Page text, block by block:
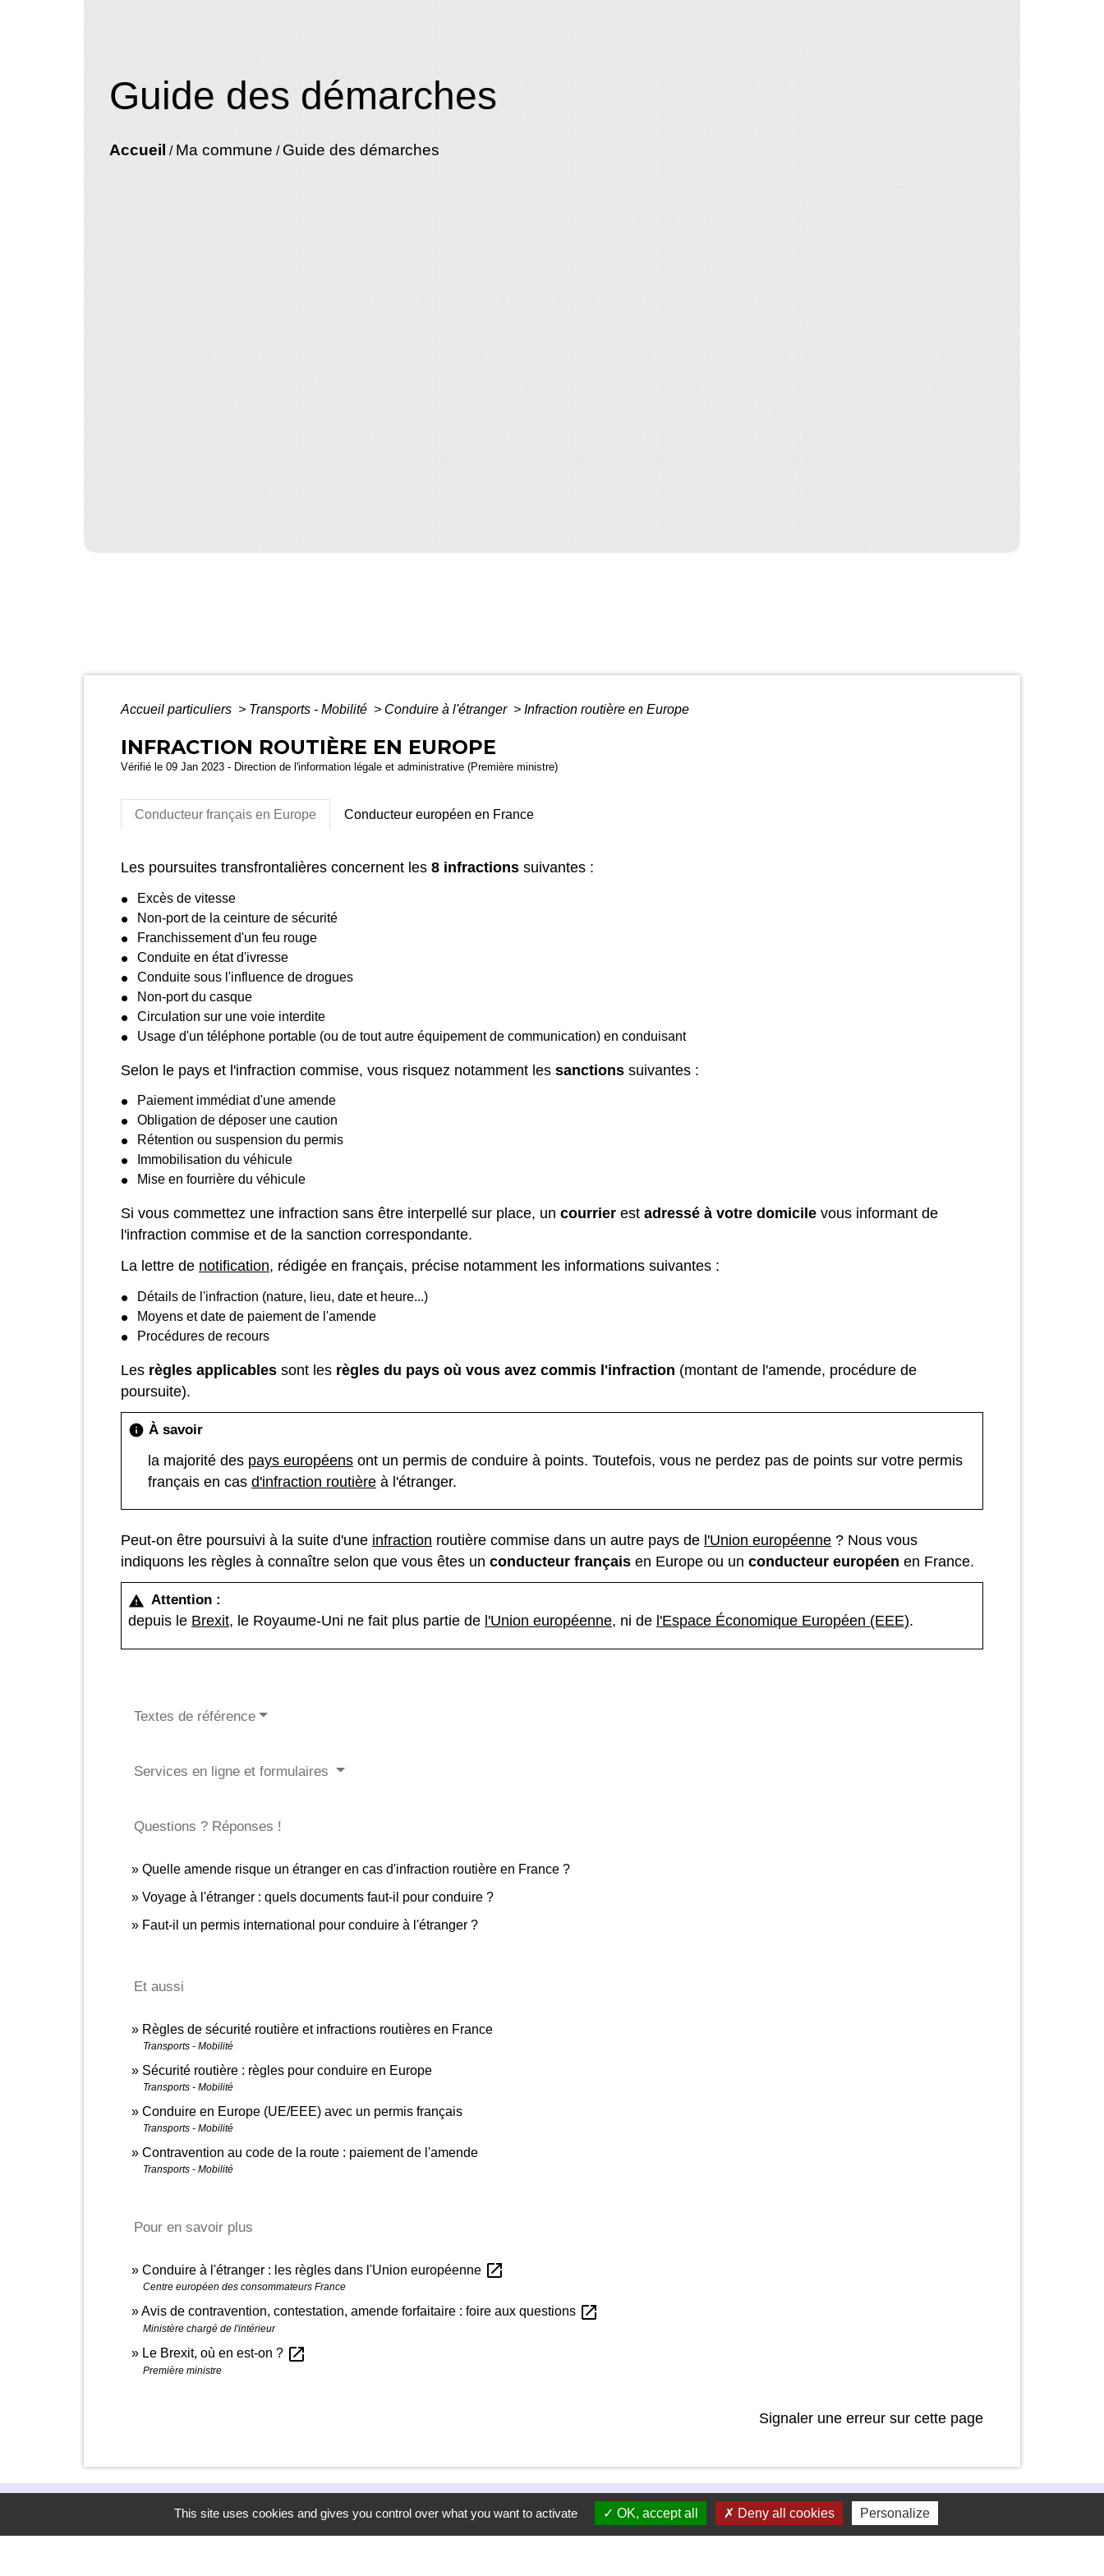
Guide des démarches
Accueil / Ma commune / Guide des démarches
Accueil particuliers > Transports - Mobilité > Conduire à l'étranger > Infraction routière en Europe
INFRACTION ROUTIÈRE EN EUROPE
Vérifié le 09 Jan 2023 - Direction de l'information légale et administrative (Première ministre)
Conducteur français en Europe Conducteur européen en France
Les poursuites transfrontalières concernent les 8 infractions suivantes :
Excès de vitesse
Non-port de la ceinture de sécurité
Franchissement d'un feu rouge
Conduite en état d'ivresse
Conduite sous l'influence de drogues
Non-port du casque
Circulation sur une voie interdite
Usage d'un téléphone portable (ou de tout autre équipement de communication) en conduisant
Selon le pays et l'infraction commise, vous risquez notamment les sanctions suivantes :
Paiement immédiat d'une amende
Obligation de déposer une caution
Rétention ou suspension du permis
Immobilisation du véhicule
Mise en fourrière du véhicule
Si vous commettez une infraction sans être interpellé sur place, un courrier est adressé à votre domicile vous informant de
l'infraction commise et de la sanction correspondante.
La lettre de notification, rédigée en français, précise notamment les informations suivantes :
Détails de l'infraction (nature, lieu, date et heure...)
Moyens et date de paiement de l'amende
Procédures de recours
Les règles applicables sont les règles du pays où vous avez commis l'infraction (montant de l'amende, procédure de
poursuite).
info À savoir
la majorité des pays européens ont un permis de conduire à points. Toutefois, vous ne perdez pas de points sur votre permis
français en cas d'infraction routière à l'étranger.
Peut-on être poursuivi à la suite d'une infraction routière commise dans un autre pays de l'Union européenne ? Nous vous
indiquons les règles à connaître selon que vous êtes un conducteur français en Europe ou un conducteur européen en France.
warning Attention :
depuis le Brexit, le Royaume-Uni ne fait plus partie de l'Union européenne, ni de l'Espace Économique Européen (EEE).
Textes de référence
Services en ligne et formulaires
Questions ? Réponses !
Quelle amende risque un étranger en cas d'infraction routière en France ?
Voyage à l'étranger : quels documents faut-il pour conduire ?
Faut-il un permis international pour conduire à l'étranger ?
Et aussi
Règles de sécurité routière et infractions routières en France
Transports - Mobilité
Sécurité routière : règles pour conduire en Europe
Transports - Mobilité
Conduire en Europe (UE/EEE) avec un permis français
Transports - Mobilité
Contravention au code de la route : paiement de l'amende
Transports - Mobilité
Pour en savoir plus
Conduire à l'étranger : les règles dans l'Union européenne open_in_new
Centre européen des consommateurs France
Avis de contravention, contestation, amende forfaitaire : foire aux questions open_in_new
Ministère chargé de l'intérieur
Le Brexit, où en est-on ? open_in_new
Première ministre
Signaler une erreur sur cette page
NewsletterThis site uses cookies and gives you control over what you want to activate OK, accept all Deny all cookies Personalize